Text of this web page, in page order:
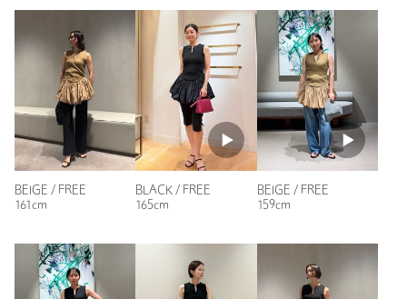
リエステル100％
手洗い可 洗濯表示について
中国製
商品番号 8718-1-830005
BEIGE / FREE
161cm
BLACK / FREE
165cm
BEIGE / FREE
159cm